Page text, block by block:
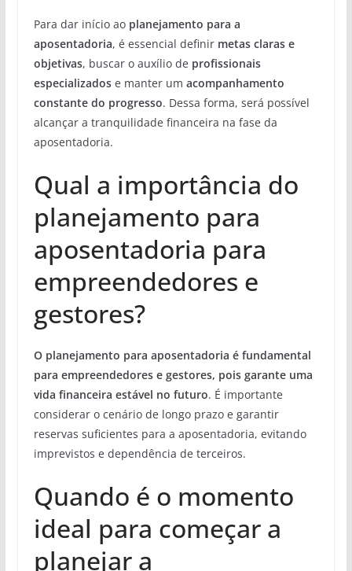
Para dar início ao planejamento para a
aposentadoria, é essencial definir metas claras e
objetivas, buscar o auxílio de profissionais
especializadose manter um acompanhamento
constante do progresso. Dessa forma, será possível
alcançar a tranquilidade financeira na fase da
aposentadoria.
Qual a importância do
planejamento para
aposentadoria para
empreendedores e
gestores?
O planejamento para aposentadoria é fundamental
para empreendedores e gestores, pois garante uma
vida financeira estável no futuro. É importante
considerar o cenário de longo prazo e garantir
reservas suficientes para a aposentadoria, evitando
imprevistos e dependência de terceiros.
Quando é o momento
ideal para começar a
planejar a